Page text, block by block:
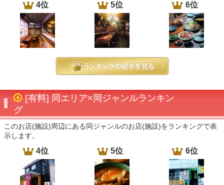
4位 5位 6位
[有料] 同エリア×同ジャンルランキン
グ
このお店(施設)周辺にある同ジャンルのお店(施設)をランキングで表
示します。
4位 5位 6位